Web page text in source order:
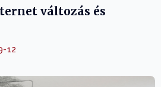
változás és
12